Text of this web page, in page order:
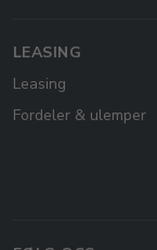
LEASING
Leasing
Fordeler & ulemper